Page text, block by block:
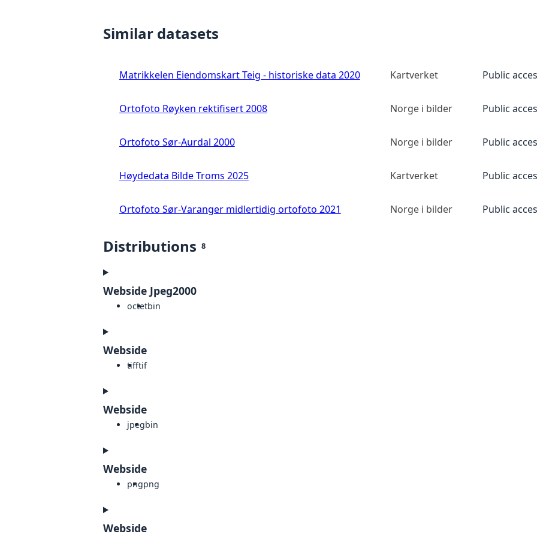
Similar datasets
Matrikkelen Eiendomskart Teig - historiske data 2020 Kartverket Public
Ortofoto Røyken rektifisert 2008 Norge i bilder Public
Ortofoto Sør-Aurdal 2000 Norge i bilder Public
Høydedata Bilde Troms 2025 Kartverket Public
Ortofoto Sør-Varanger midlertidig ortofoto 2021 Norge i bilder Public
Distributions 8
Webside Jpeg2000
octetbin
Webside
tifftif
Webside
jpegbin
Webside
pngpng
Webside